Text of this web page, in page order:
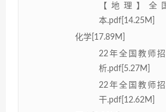
【地理】全
本.pdf[14.25M]
化学[17.89M]
22年全国教师
析.pdf[5.27M]
22年全国教师
干.pdf[12.62M]